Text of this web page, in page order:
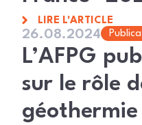
LIRE L'ARTICLE
26.08.2024
L’AFPG
sur le rôle